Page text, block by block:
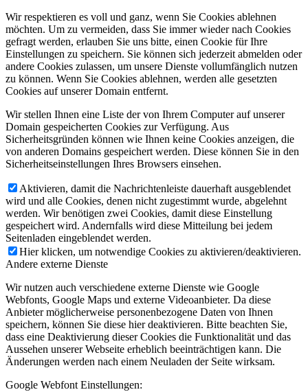
Wir respektieren es voll und ganz, wenn Sie Cookies ablehnen
möchten. Um zu vermeiden, dass Sie immer wieder nach Cookies
gefragt werden, erlauben Sie uns bitte, einen Cookie für Ihre
Einstellungen zu speichern. Sie können sich jederzeit abmelden oder
andere Cookies zulassen, um unsere Dienste vollumfänglich nutzen
zu können. Wenn Sie Cookies ablehnen, werden alle gesetzten
Cookies auf unserer Domain entfernt.
Wir stellen Ihnen eine Liste der von Ihrem Computer auf unserer
Domain gespeicherten Cookies zur Verfügung. Aus
Sicherheitsgründen können wie Ihnen keine Cookies anzeigen, die
von anderen Domains gespeichert werden. Diese können Sie in den
Sicherheitseinstellungen Ihres Browsers einsehen.
Aktivieren, damit die Nachrichtenleiste dauerhaft ausgeblendet
wird und alle Cookies, denen nicht zugestimmt wurde, abgelehnt
werden. Wir benötigen zwei Cookies, damit diese Einstellung
gespeichert wird. Andernfalls wird diese Mitteilung bei jedem
Seitenladen eingeblendet werden.
Hier klicken, um notwendige Cookies zu aktivieren/deaktivieren.
Andere externe Dienste
Wir nutzen auch verschiedene externe Dienste wie Google
Webfonts, Google Maps und externe Videoanbieter. Da diese
Anbieter möglicherweise personenbezogene Daten von Ihnen
speichern, können Sie diese hier deaktivieren. Bitte beachten Sie,
dass eine Deaktivierung dieser Cookies die Funktionalität und das
Aussehen unserer Webseite erheblich beeinträchtigen kann. Die
Änderungen werden nach einem Neuladen der Seite wirksam.
Google Webfont Einstellungen: